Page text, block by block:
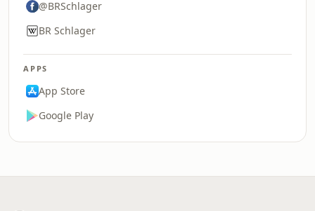
@BRSchlager
BR Schlager
APPS
App Store
Google Play